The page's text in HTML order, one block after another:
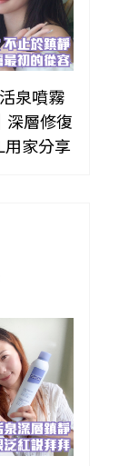
泉噴霧
深層修復
用家分享